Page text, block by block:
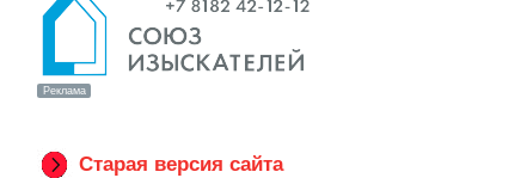
Старая версия сайта